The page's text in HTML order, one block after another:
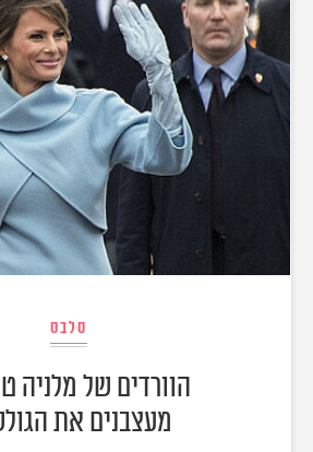
סלבס
הוורדים של מלניה
מעצבנים את